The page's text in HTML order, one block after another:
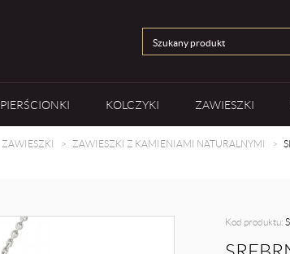
PIERŚCIONKI KOLCZYKI ZAWIESZKI
ZAWIESZKI ZAWIESZKI Z KAMIENIAMI NATURALNYMI
Kod produktu: